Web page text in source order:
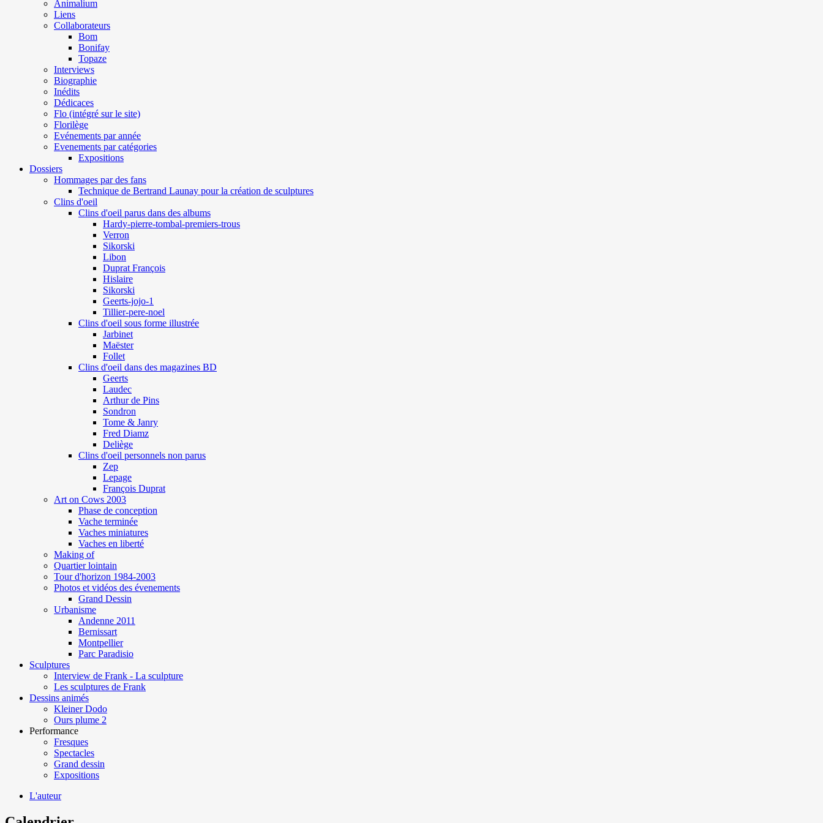
Animalium
Liens
Collaborateurs
Bom
Bonifay
Topaze
Interviews
Biographie
Inédits
Dédicaces
Flo (intégré sur le site)
Florilège
Evénements par année
Evenements par catégories
Expositions
Dossiers
Hommages par des fans
Technique de Bertrand Launay pour la création de sculptures
Clins d'oeil
Clins d'oeil parus dans des albums
Hardy-pierre-tombal-premiers-trous
Verron
Sikorski
Libon
Duprat François
Hislaire
Sikorski
Geerts-jojo-1
Tillier-pere-noel
Clins d'oeil sous forme illustrée
Jarbinet
Maëster
Follet
Clins d'oeil dans des magazines BD
Geerts
Laudec
Arthur de Pins
Sondron
Tome & Janry
Fred Diamz
Deliège
Clins d'oeil personnels non parus
Zep
Lepage
François Duprat
Art on Cows 2003
Phase de conception
Vache terminée
Vaches miniatures
Vaches en liberté
Making of
Quartier lointain
Tour d'horizon 1984-2003
Photos et vidéos des évenements
Grand Dessin
Urbanisme
Andenne 2011
Bernissart
Montpellier
Parc Paradisio
Sculptures
Interview de Frank - La sculpture
Les sculptures de Frank
Dessins animés
Kleiner Dodo
Ours plume 2
Performance
Fresques
Spectacles
Grand dessin
Expositions
L'auteur